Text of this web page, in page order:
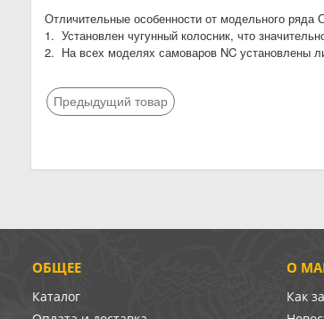
Отличительные особенности от модельного ряда
1. Установлен чугунный колосник, что
2. На всех моделях самоваров NC установлены
Предыдущий товар
О
Как
ОБЩЕЕ
Каталог